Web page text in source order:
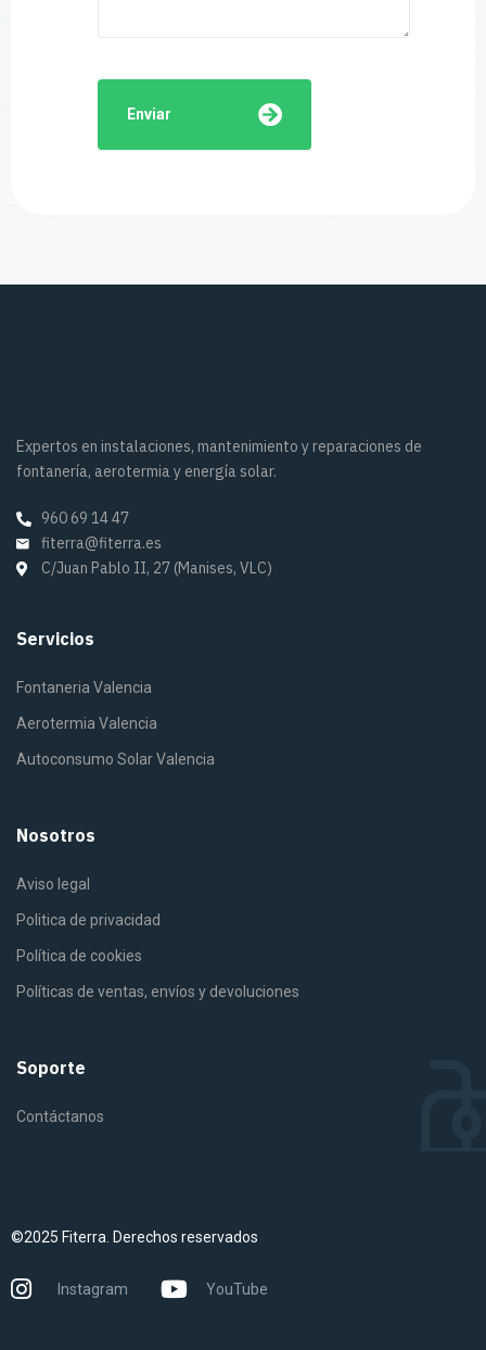
Enviar
Expertos en instalaciones, mantenimiento y reparaciones de
fontanería, aerotermia y energía solar.
960 69 14 47
fiterra@fiterra.es
C/Juan Pablo II, 27 (Manises, VLC)
Servicios
Fontaneria Valencia
Aerotermia Valencia
Autoconsumo Solar Valencia
Nosotros
Aviso legal
Politica de privacidad
Política de cookies
Políticas de ventas, envíos y devoluciones
Soporte
Contáctanos
©2025 Fiterra. Derechos reservados
Instagram YouTube